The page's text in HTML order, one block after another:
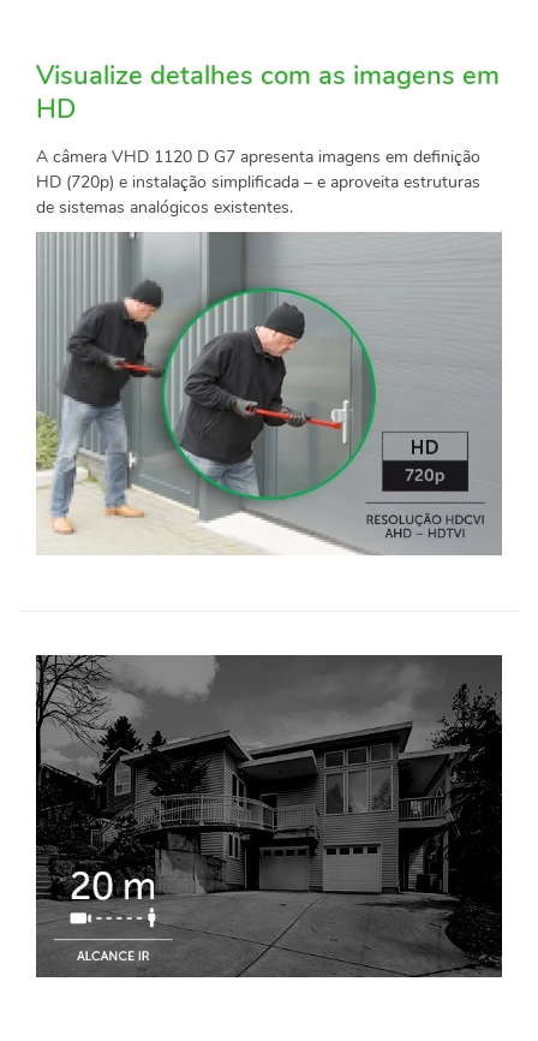
Visualize detalhes com as imagens em
HD
A câmera VHD 1120 D G7 apresenta imagens em definição
HD (720p) e instalação simplificada – e aproveita estruturas
de sistemas analógicos existentes.